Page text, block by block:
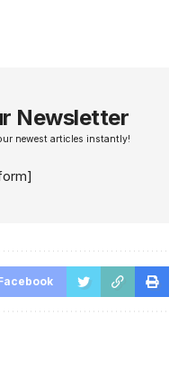
Newsletter
newest articles instantly!